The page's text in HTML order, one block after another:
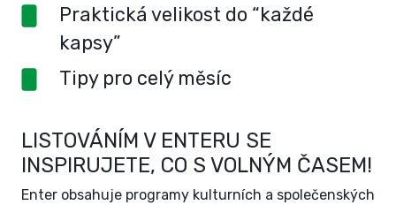
Praktická velikost do “každé
kapsy”
Tipy pro celý měsíc
LISTOVÁNÍM V ENTERU SE
INSPIRUJETE, CO S VOLNÝM ČASEM!
Enter obsahuje programy kulturních a společenských